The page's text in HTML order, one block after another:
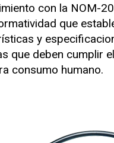
con la NOM-
que
y
que deben cumplir
consumo humano.